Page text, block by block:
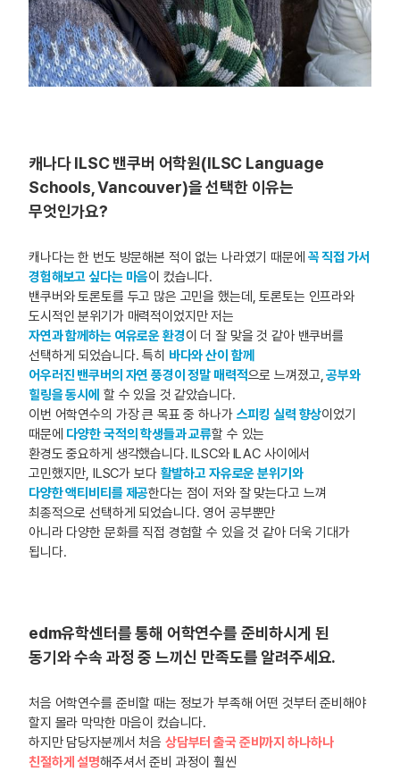
캐나다 ILSC 밴쿠버 어학원(ILSC Language
Schools, Vancouver)을 선택한 이유는
무엇인가요?
캐나다는 한 번도 방문해본 적이 없는 나라였기 때문에 꼭 직접 가서
경험해보고 싶다는 마음이 컸습니다.
밴쿠버와 토론토를 두고 많은 고민을 했는데, 토론토는 인프라와
도시적인 분위기가 매력적이었지만 저는
자연과 함께하는 여유로운 환경이 더 잘 맞을 것 같아 밴쿠버를
선택하게 되었습니다. 특히 바다와 산이 함께
어우러진 밴쿠버의 자연 풍경이 정말 매력적으로 느껴졌고,공부와
힐링을 동시에 할 수 있을 것 같았습니다.
이번 어학연수의 가장 큰 목표 중 하나가 스피킹 실력 향상이었기
때문에 다양한 국적의 학생들과 교류할 수 있는
환경도 중요하게 생각했습니다. ILSC와 ILAC 사이에서
고민했지만, ILSC가 보다 활발하고 자유로운 분위기와
다양한 액티비티를 제공한다는 점이 저와 잘 맞는다고 느껴
최종적으로 선택하게 되었습니다. 영어 공부뿐만
아니라 다양한 문화를 직접 경험할 수 있을 것 같아 더욱 기대가
됩니다.
edm유학센터를 통해 어학연수를 준비하시게 된
동기와 수속 과정 중 느끼신 만족도를 알려주세요.
처음 어학연수를 준비할 때는 정보가 부족해 어떤 것부터 준비해야
할지 몰라 막막한 마음이 컸습니다.
하지만 담당자분께서 처음 상담부터 출국 준비까지 하나하나
친절하게 설명해주셔서 준비 과정이 훨씬